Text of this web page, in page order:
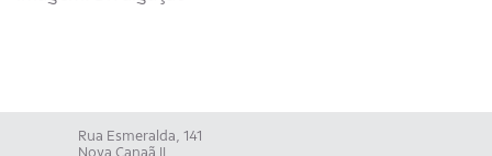
Rua Esmeralda, 141
Nova Canaã II